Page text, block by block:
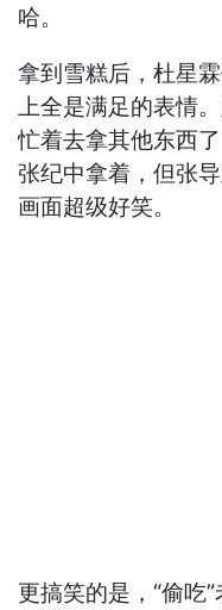
哈。
拿到雪糕后，杜星
上全是满足的表情
忙着去拿其他东西
张纪中拿着，但张
画面超级好笑。
更搞笑的是，“偷吃